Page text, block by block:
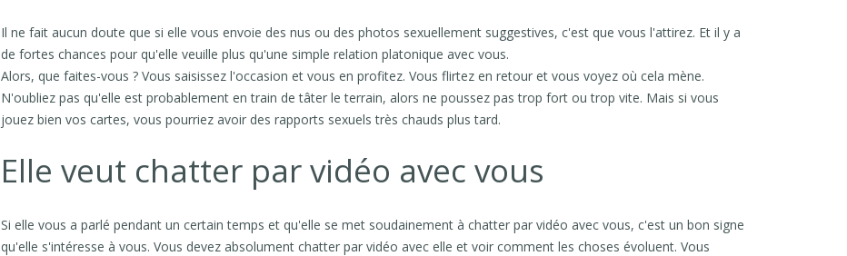
Il ne fait aucun doute que si elle vous envoie des nus ou des photos sexuellement suggestives, c'est que vous l'attirez. Et il y a
de fortes chances pour qu'elle veuille plus qu'une simple relation platonique avec vous.
Alors, que faites-vous ? Vous saisissez l'occasion et vous en profitez. Vous flirtez en retour et vous voyez où cela mène.
N'oubliez pas qu'elle est probablement en train de tâter le terrain, alors ne poussez pas trop fort ou trop vite. Mais si vous
jouez bien vos cartes, vous pourriez avoir des rapports sexuels très chauds plus tard.
Elle veut chatter par vidéo avec vous
Si elle vous a parlé pendant un certain temps et qu'elle se met soudainement à chatter par vidéo avec vous, c'est un bon signe
qu'elle s'intéresse à vous. Vous devez absolument chatter par vidéo avec elle et voir comment les choses évoluent. Vous